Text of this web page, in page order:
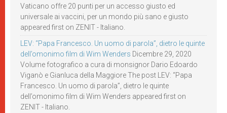
Vaticano offre 20 punti per un accesso giusto ed
universale ai vaccini, per un mondo più sano e giusto
appeared first on ZENIT - Italiano.
LEV: “Papa Francesco. Un uomo di parola”, dietro le quinte
dell’omonimo film di Wim Wenders Dicembre 29, 2020
Volume fotografico a cura di monsignor Dario Edoardo
Viganò e Gianluca della Maggiore The post LEV: “Papa
Francesco. Un uomo di parola”, dietro le quinte
dell’omonimo film di Wim Wenders appeared first on
ZENIT - Italiano.